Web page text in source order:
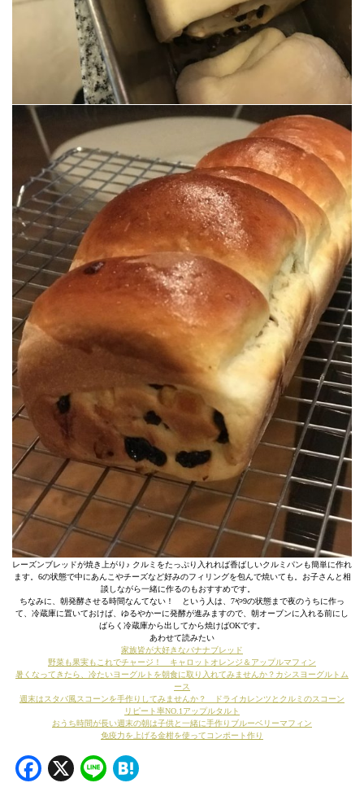
レーズンブレッドが焼き上がり♪ クルミをたっぷり入れれば香ばしいクルミパンも簡単に作れ
ます。6の状態で中にあんこやチーズなど好みのフィリングを包んで焼いても。お子さんと相
談しながら一緒に作るのもおすすめです。
ちなみに、朝発酵させる時間なんてない！ という人は、7や9の状態まで夜のうちに作っ
て、冷蔵庫に置いておけば、ゆるやかーに発酵が進みますので、朝オーブンに入れる前にし
ばらく冷蔵庫から出してから焼けばOKです。
あわせて読みたい
家族皆が大好きなバナナブレッド
野菜も果実もこれでチャージ！ キャロットオレンジ＆アップルマフィン
暑くなってきたら、冷たいヨーグルトを朝食に取り入れてみませんか？カシスヨーグルトム
ース
週末はスタバ風スコーンを手作りしてみませんか？ ドライカレンツとクルミのスコーン
リピート率NO.1アップルタルト
おうち時間が長い週末の朝は子供と一緒に手作りブルーベリーマフィン
免疫力を上げる金柑を使ってコンポート作り
Facebook
X Line